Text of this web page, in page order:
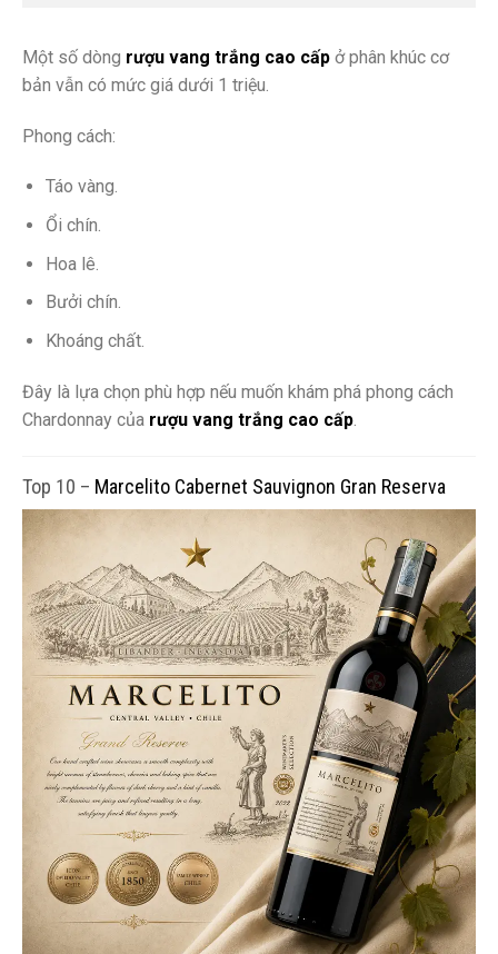
Một số dòng rượu vang trắng cao cấp ở phân khúc cơ
bản vẫn có mức giá dưới 1 triệu.
Phong cách:
Táo vàng.
Ổi chín.
Hoa lê.
Bưởi chín.
Khoáng chất.
Đây là lựa chọn phù hợp nếu muốn khám phá phong cách
Chardonnay của rượu vang trắng cao cấp
Top 10 – Marcelito Cabernet Sauvignon Gran Reserva